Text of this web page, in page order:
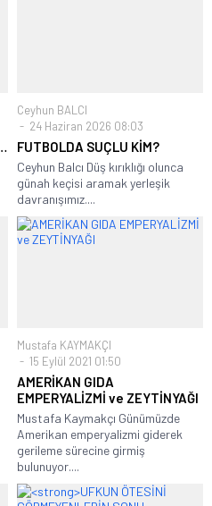
Ceyhun BALCI
24 Haziran 2026 08:03
FUTBOLDA SUÇLU KİM?
Ceyhun Balcı Düş kırıklığı olunca
günah keçisi aramak yerleşik
davranışımız....
Mustafa KAYMAKÇI
15 Eylül 2021 01:50
AMERİKAN GIDA
EMPERYALİZMİ ve ZEYTİNYAĞI
Mustafa Kaymakçı Günümüzde
Amerikan emperyalizmi giderek
gerileme sürecine girmiş
bulunuyor....